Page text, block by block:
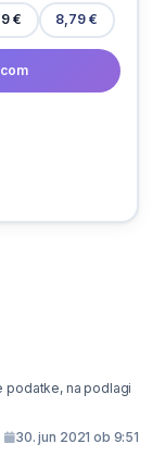
€ 8,79 €
podatke, na podlagi
30. jun 2021 ob 9:51